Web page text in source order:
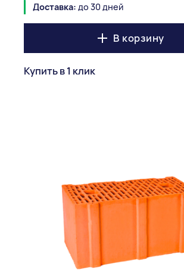
Доставка: до 30 дней
В корзину
Купить в 1 клик